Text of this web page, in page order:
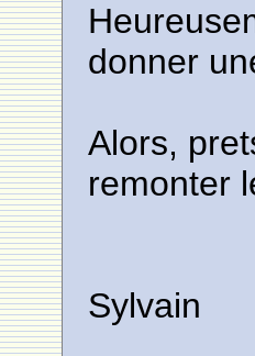
donner
Alors,
remonter
Sylvain